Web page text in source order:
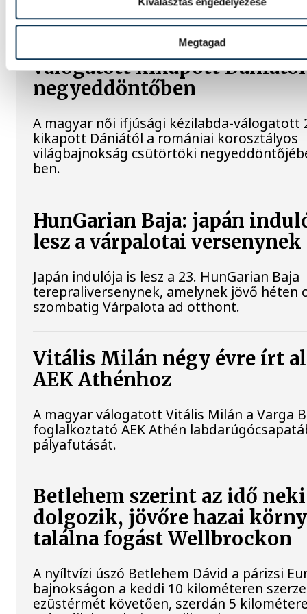
Megtagad
Női kézilabda ifjúsági vb: a
válogatott kikapott Dániától
negyeddöntőben
A magyar női ifjúsági kézilabda-válogatott
kikapott Dániától a romániai korosztályos
világbajnokság csütörtöki
ben.
HunGarian Baja: japán
lesz a várpalotai versenynek
Japán indulója is lesz a 23. HunGarian Baja
terepraliversenynek, amelynek jövő héten
szombatig Várpalota ad otthont.
Vitális Milán négy évre írt
AEK Athénhoz
A magyar válogatott Vitális Milán a Varga
foglalkoztató AEK Athén
pályafutását.
Betlehem szerint az idő neki
dolgozik, jövőre hazai
találna fogást Wellbrockon
A nyíltvízi úszó Betlehem Dávid a párizsi
bajnokságon a keddi 10 kilométeren
ezüstérmét követően, szerdán 5